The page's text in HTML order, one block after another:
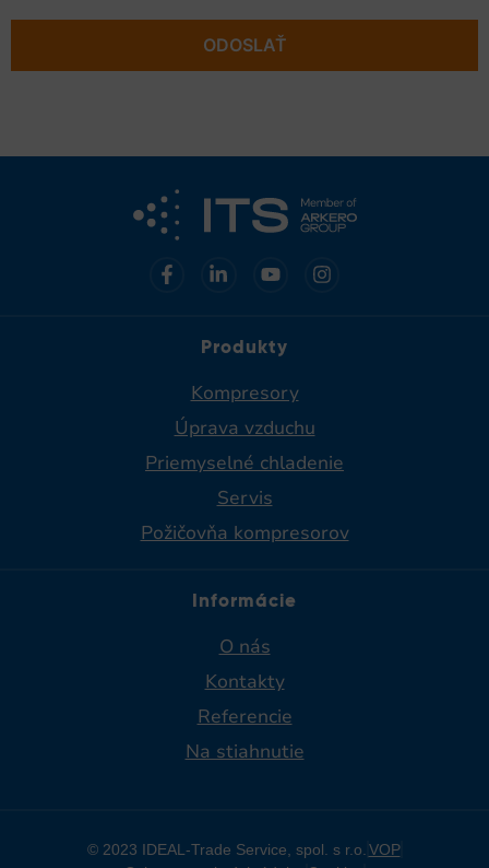
ODOSLAŤ
Produkty
Kompresory
Úprava vzduchu
Priemyselné chladenie​
Servis
Požičovňa kompresorov
Informácie
O nás
Kontakty
Referencie
Na stiahnutie
© 2023 IDEAL-Trade Service, spol. s r.o. VOP